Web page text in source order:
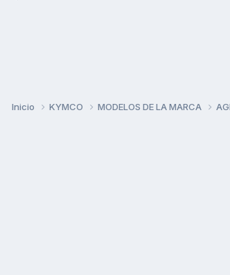
Inicio KYMCO MODELOS DE LA MARCA